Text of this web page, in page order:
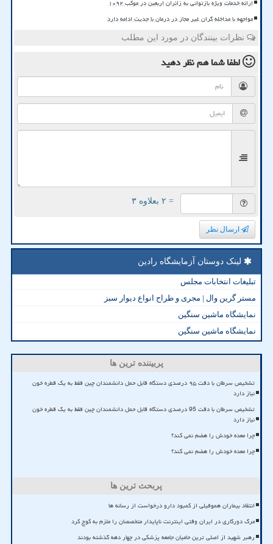
ارائه خدمات ویژه بازتوانی به زائران اربعین در موکب ۱۰۹۲
مواجهه با مداخله گران غیر مجاز در درمان با جدیت ادامه دارد
نظرات بینندگان در مورد این مطلب
لطفا شما همنظر دهید
= ۲ بعلاوه ۳
ارسال نظر
لینک دوستان آزمایشگاه رادین
تبلیغات انتخابات مجلس
مستر گرین وال | مجری و طراح انواع دیوار سبز
نمایشگاه ماشین سنگین
نمایشگاه ماشین سنگین
پربیننده ترین ها
تشخیص سرطان با دقت ۹۵ درصدی دستگاه قابل حمل دانشمندان چین فقط به یک قطره خون
نیاز دارد
تشخیص سرطان با دقت 95 درصدی دستگاه قابل حمل دانشمندان چین فقط به یک قطره خون
نیاز دارد
چرا معده خودش را هضم نمی کند؟
چرا معده خودش را هضم نمی کند؟
پربحث ترین ها
انتقاد بیماران هموفیلی از کمبود دارو درخواست از رسانه ها
مرگ دورکاری در ایران وقتی اینترنت ناپایدار متخصصان را ملزم به کوچ کرد
رهبر شهید از اصلی ترین حامیان جامعه پزشکی در چهار دهه گذشته بودند